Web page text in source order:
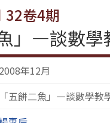
32卷4期
」—談數
2008年12月
「五餅二魚」—談數學教